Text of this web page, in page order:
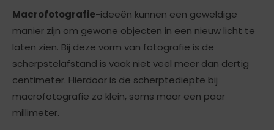
Macrofotografie-ideeën kunnen een geweldige
manier zijn om gewone objecten in een nieuw licht te
laten zien. Bij deze vorm van fotografie is de
scherpstelafstand is vaak niet veel meer dan dertig
centimeter. Hierdoor is de scherptediepte bij
macrofotografie zo klein, soms maar een paar
millimeter.